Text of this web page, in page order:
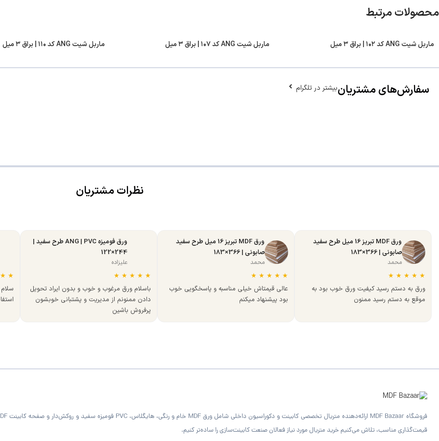
محصولات مرتبط
ماربل شیت ANG کد ۱۰۲ | براق ۳ میل ماربل شیت ANG کد ۱۰۷ | براق ۳ میل ماربل شیت ANG کد ۱۱۰ | براق ۳ میل
سفارش‌های مشتریانبیشتر در تلگرام
نظرات مشتریان
ورق MDF تبریز 16 میل طرح سفید
صابونی | 366×183
محمد
★
★
★
★
★
ورق به دستم رسید کیفیت ورق خوب بود به
موقع به دستم رسید ممنون
ورق MDF تبریز 16 میل طرح سفید
صابونی | 366×183
محمد
★
★
★
★
★
عالی قیمتاش خیلی مناسبه و پاسخگویی خوب
بود پیشنهاد میکنم
ورق فومیزه ANG | PVC طرح سفید |
244×122
علیزاده
★
★
★
★
★
باسلام ورق مرغوب و خوب و بدون ایراد تحویل
دادن ممنونم از مدیریت و پشتبانی خوبشون
پرفروش باشین
★
★
قیمت‌گذاری مناسب، تلاش می‌کنیم خرید متریال مورد نیاز فعالان صنعت کابینت‌سازی را ساده‌تر کنیم.